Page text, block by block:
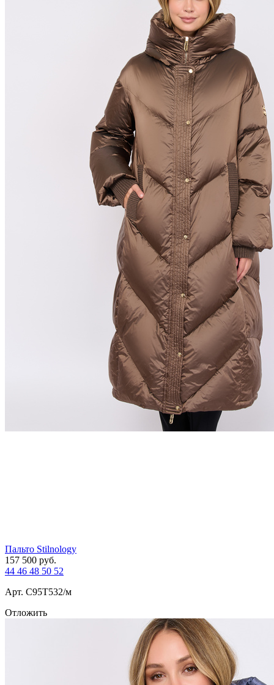
Пальто Stilnology
157 500 руб.
44 46 48 50 52
Арт. С95T532/м
Отложить